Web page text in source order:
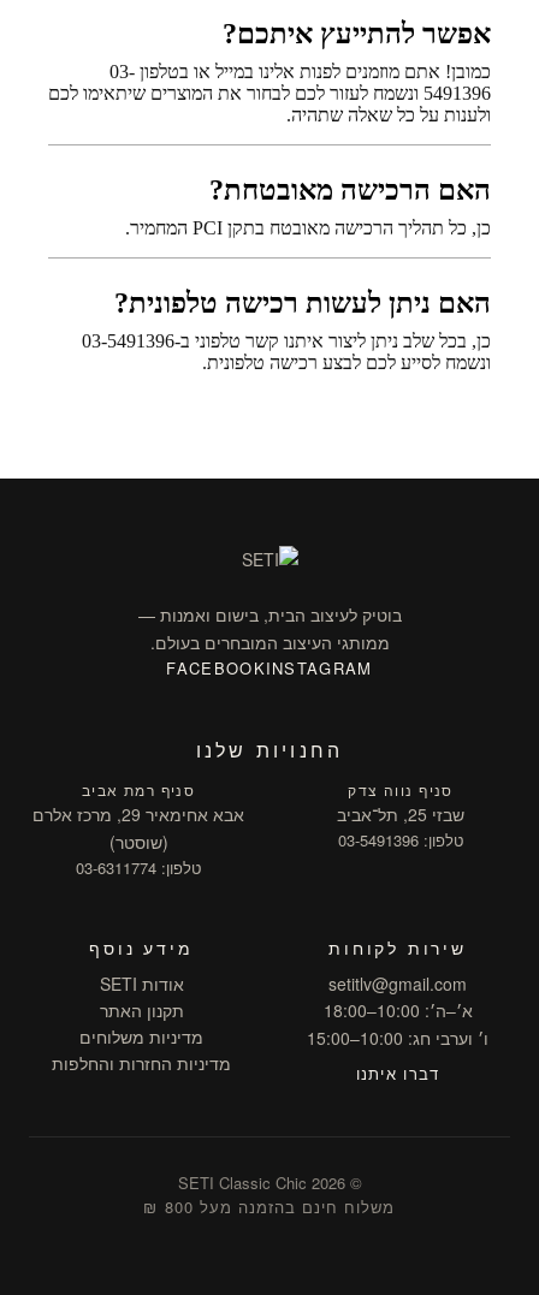
אפשר להתייעץ איתכם?
כמובן! אתם מוזמנים לפנות אלינו במייל או בטלפון 03-
5491396 ונשמח לעזור לכם לבחור את המוצרים שיתאימו לכם
ולענות על כל שאלה שתהיה.
האם הרכישה מאובטחת?
כן, כל תהליך הרכישה מאובטח בתקן PCI המחמיר.
האם ניתן לעשות רכישה טלפונית?
כן, בכל שלב ניתן ליצור איתנו קשר טלפוני ב-03-5491396
ונשמח לסייע לכם לבצע רכישה טלפונית.
בוטיק לעיצוב הבית, בישום ואמנות —
ממותגי העיצוב המובחרים בעולם.
INSTAGRAM
FACEBOOK
החנויות שלנו
סניף נווה צדק
שבזי 25, תל־אביב
טלפון: 03-5491396
סניף רמת אביב
אבא אחימאיר 29, מרכז אלרם
(שוסטר)
טלפון: 03-6311774
שירות לקוחות
setitlv@gmail.com
א׳–ה׳: 10:00–18:00
ו׳ וערבי חג: 10:00–15:00
דברו איתנו
מידע נוסף
אודות SETI
תקנון האתר
מדיניות משלוחים
מדיניות החזרות והחלפות
© 2026 SETI Classic Chic
משלוח חינם בהזמנה מעל 800 ₪